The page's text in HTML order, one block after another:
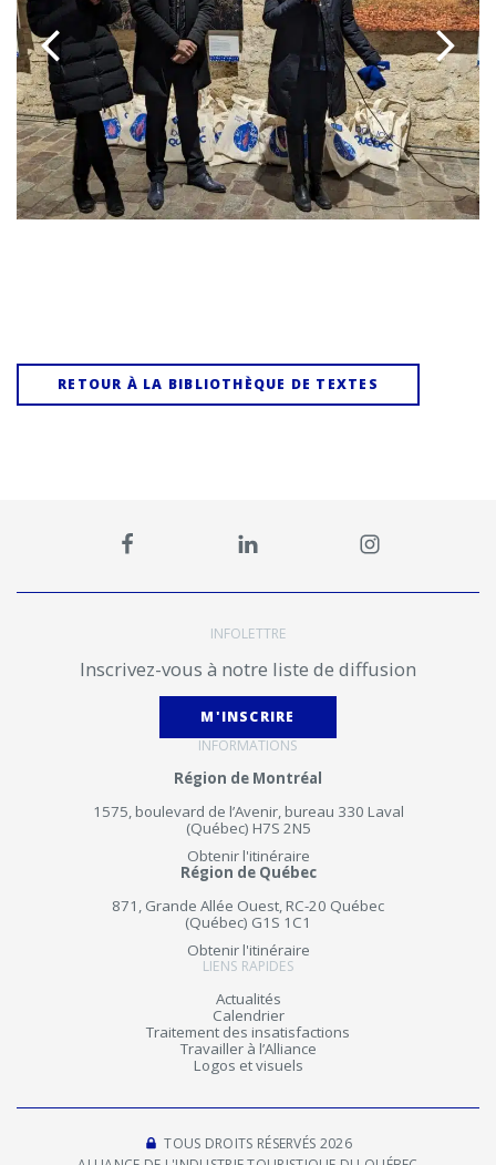
RETOUR À LA BIBLIOTHÈQUE DE TEXTES
INFOLETTRE
Inscrivez-vous à notre liste de diffusion
M'INSCRIRE
INFORMATIONS
Région de Montréal
1575, boulevard de l’Avenir, bureau 330 Laval
(Québec) H7S 2N5
Obtenir l'itinéraire
Région de Québec
871, Grande Allée Ouest, RC-20 Québec
(Québec) G1S 1C1
Obtenir l'itinéraire
LIENS RAPIDES
Actualités
Calendrier
Traitement des insatisfactions
Travailler à l’Alliance
Logos et visuels
TOUS DROITS RÉSERVÉS 2026